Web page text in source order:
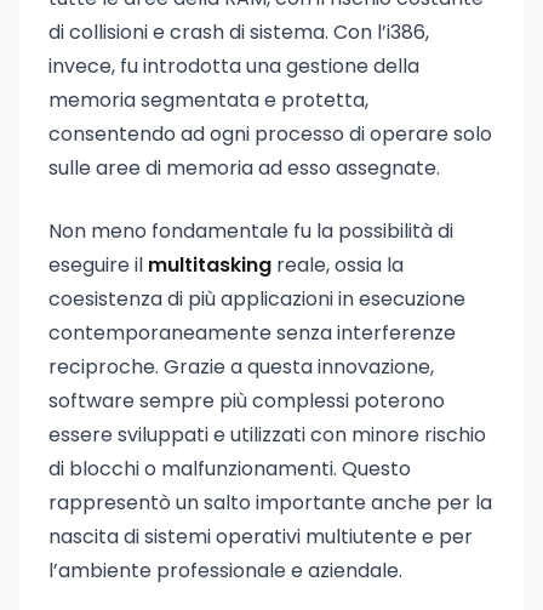
di collisioni e crash di sistema. Con l’i386,
invece, fu introdotta una gestione della
memoria segmentata e protetta,
consentendo ad ogni processo di operare solo
sulle aree di memoria ad esso assegnate.
Non meno fondamentale fu la possibilità di
eseguire il multitasking reale, ossia la
coesistenza di più applicazioni in esecuzione
contemporaneamente senza interferenze
reciproche. Grazie a questa innovazione,
software sempre più complessi poterono
essere sviluppati e utilizzati con minore rischio
di blocchi o malfunzionamenti. Questo
rappresentò un salto importante anche per la
nascita di sistemi operativi multiutente e per
l’ambiente professionale e aziendale.